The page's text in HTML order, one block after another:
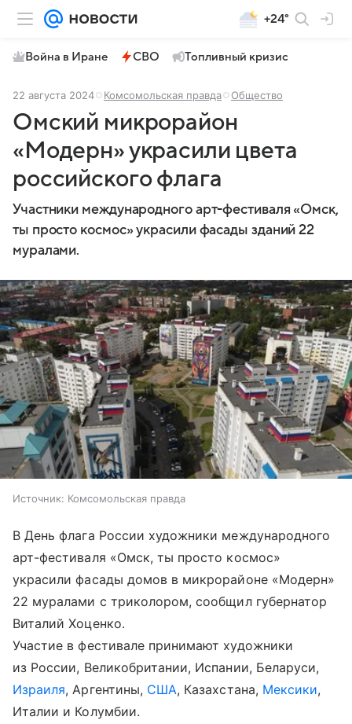
+24°
Война в Иране СВО Топливный кризис
22 августа 2024 Комсомольская правда Общество
Омский микрорайон
«Модерн» украсили цвета
российского флага
Участники международного арт-фестиваля «Омск,
ты просто космос» украсили фасады зданий 22
муралами.
Источник: Комсомольская правда
В День флага России художники международного
арт-фестиваля «Омск, ты просто космос»
украсили фасады домов в микрорайоне «Модерн»
22 муралами с триколором, сообщил губернатор
Виталий Хоценко.
Участие в фестивале принимают художники
из России, Великобритании, Испании, Беларуси,
Израиля, Аргентины, США, Казахстана, Мексики,
Италии и Колумбии.